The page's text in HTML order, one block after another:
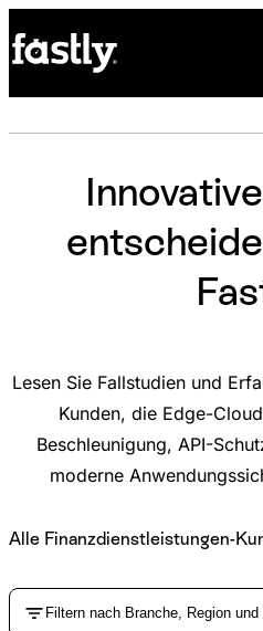
Lesen Sie Fallstudien und
Kunden, die Edge-
Beschleunigung, API-
moderne
Alle Finanzdienstleistungen-
Filtern nach Branche, Region